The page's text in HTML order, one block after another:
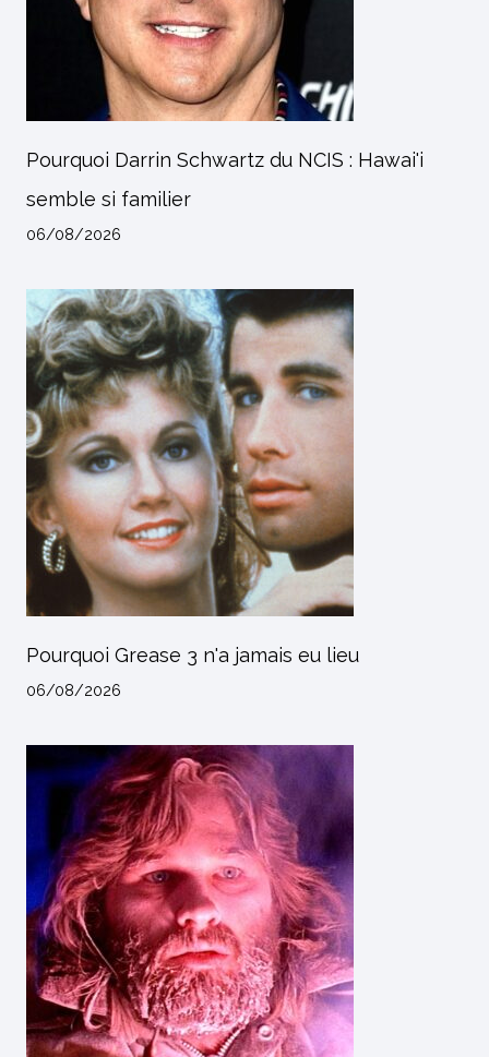
Pourquoi Darrin Schwartz du NCIS : Hawai'i
semble si familier
06/08/2026
Pourquoi Grease 3 n'a jamais eu lieu
06/08/2026